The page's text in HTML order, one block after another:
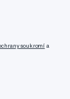
soukromí a